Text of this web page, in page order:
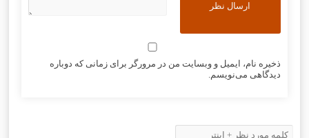
ذخیره نام، ایمیل و وبسایت من در مرورگر برای زمانی که دوباره
دیدگاهی می‌نویسم.